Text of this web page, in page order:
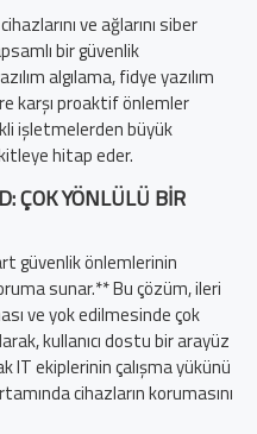
ve ağlarını siber
bir güvenlik
algılama, fidye yazılım
karşı proaktif önlemler
işletmelerden büyük
hitap eder.
ÇOK YÖNLÜLÜ BIR
güvenlik önlemlerinin
sunar.** Bu çözüm, ileri
ve yok edilmesinde çok
kullanıcı dostu bir arayüz
ekiplerinin çalışma yükünü
cihazların korumasını